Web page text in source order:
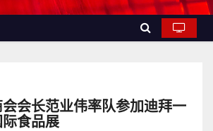
会长范业伟率队参加迪拜一
食品展